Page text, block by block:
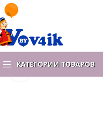
КАТЕГОРИИ ТОВАРОВ
Нажмите, чтобы